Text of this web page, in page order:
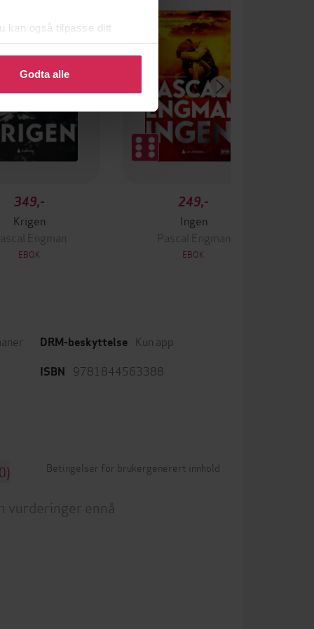
kan også tilpasse ditt
eller endre ditt samtykke.
Godta alle
349,-
Krigen
Engman
EBOK
249,-
Ingen
Pascal Engman
EBOK
DRM-beskyttelse Kun app
ISBN 9781844563388
Betingelser for brukergenerert innhold
vurderinger ennå